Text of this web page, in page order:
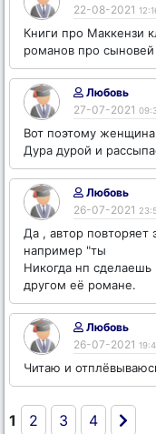
22-08-2021
Книги про Маккензи
романов про
Любовь
27-07-2021
Вот поэтому
Дура дурой и
Любовь
26-07-2021
Да , автор повторяет
например "ты
Никогда нп
другом её романе.
Любовь
26-07-2021
Читаю и
1 2 3 4